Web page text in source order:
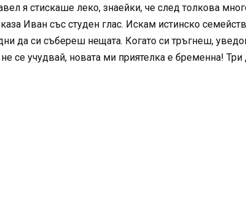
я стискаше леко, знаейки, че след толкова
Иван със студен глас. Искам истинско
да си събереш нещата. Когато си тръгнеш,
се учудвай, новата ми приятелка е бременна!